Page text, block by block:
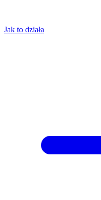
Jak to działa